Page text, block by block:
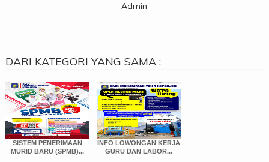
Admin
DARI KATEGORI YANG SAMA :
SISTEM PENERIMAAN
MURID BARU (SPMB)...
INFO LOWONGAN KERJA
GURU DAN LABOR...